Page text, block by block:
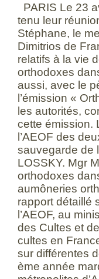
PARIS Le 23
tenu leur
Stéphane, le
Dimitrios de
relatifs à la vie
orthodoxes
aussi, avec le
l’émission «
les autorités,
cette émission.
l’AEOF des
sauvegarde de
LOSSKY. Mgr
orthodoxes
aumôneries
rapport détaillé
l’AEOF, au
des Cultes et
cultes en
sur différentes
ème année